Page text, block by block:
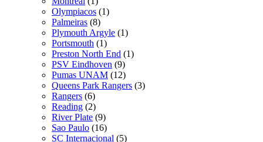
Olympiacos (1)
Palmeiras (8)
Plymouth Argyle (1)
Portsmouth (1)
Preston North End (1)
PSV Eindhoven (9)
Pumas UNAM (12)
Queens Park Rangers (3)
Rangers (6)
Reading (2)
River Plate (9)
Sao Paulo (16)
SC Internacional (5)